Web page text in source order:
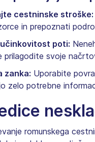
cestninske stroške:
in prepoznati
poti:
prilagodite svoje
zanka: Uporabite
zelo potrebne
romunskega